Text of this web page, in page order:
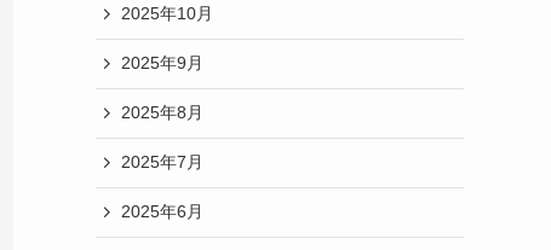
2025年10月
2025年9月
2025年8月
2025年7月
2025年6月